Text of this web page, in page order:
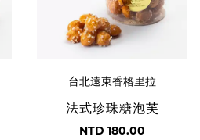
台北遠東香格里拉
法式珍珠糖泡芙
NTD 180.00